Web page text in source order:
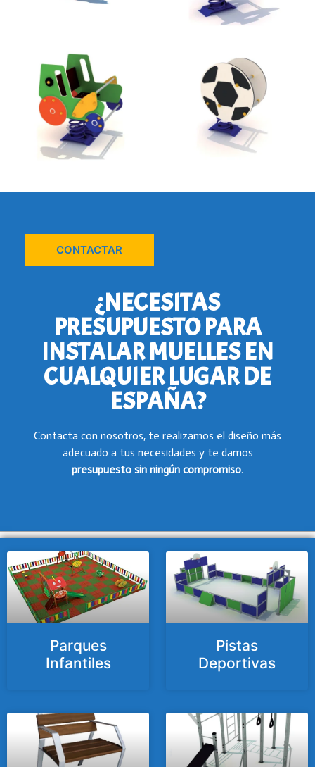
¿NECESITAS
PRESUPUESTO PARA
INSTALAR MUELLES EN
CUALQUIER LUGAR DE
ESPAÑA?
Contacta con nosotros, te realizamos el diseño más
adecuado a tus necesidades y te damos
presupuesto sin ningún compromiso.
CONTACTAR
Parques
Infantiles
Pistas
Deportivas